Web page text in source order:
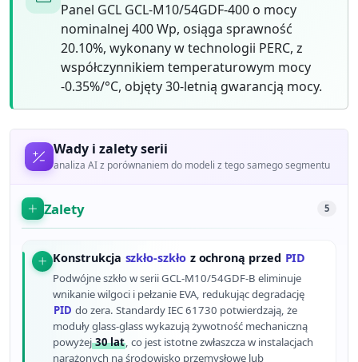
Panel GCL GCL-M10/54GDF-400 o mocy
nominalnej 400 Wp, osiąga sprawność
20.10%, wykonany w technologii PERC, z
współczynnikiem temperaturowym mocy
-0.35%/°C, objęty 30-letnią gwarancją mocy.
Wady i zalety serii
analiza AI z porównaniem do modeli z tego samego segmentu
Zalety 5
Konstrukcja szkło-szkło z ochroną przed PID
Podwójne szkło w serii GCL-M10/54GDF-B eliminuje
wnikanie wilgoci i pełzanie EVA, redukując degradację
PID do zera. Standardy IEC 61730 potwierdzają, że
moduły glass-glass wykazują żywotność mechaniczną
powyżej30 lat, co jest istotne zwłaszcza w instalacjach
narażonych na środowisko przemysłowe lub